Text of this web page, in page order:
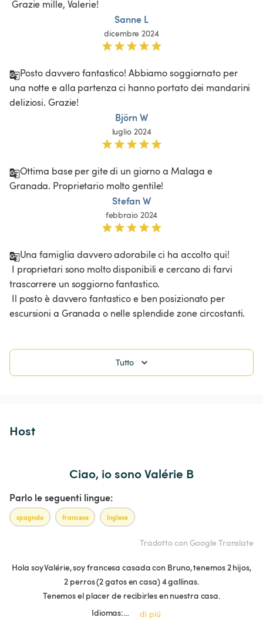
Sanne L
dicembre 2024
Posto davvero fantastico! Abbiamo soggiornato per
una notte e alla partenza ci hanno portato dei mandarini
deliziosi. Grazie!
Björn W
luglio 2024
Ottima base per gite di un giorno a Malaga e
Granada. Proprietario molto gentile!
Stefan W
febbraio 2024
Una famiglia davvero adorabile ci ha accolto qui!
trascorrere un soggiorno fantastico.
escursioni a Granada o nelle splendide zone circostanti.
Tutto
Host
Ciao, io sono Valérie B
Parlo le seguenti lingue:
spagnolo francese Inglese
Tradotto con Google Translate
Hola soy Valérie, soy francesa casada con Bruno, tenemos 2 hijos,
2 perros (2 gatos en casa) 4 gallinas.
Tenemos el placer de recibirles en nuestra casa.
Idiomas:…
di piú